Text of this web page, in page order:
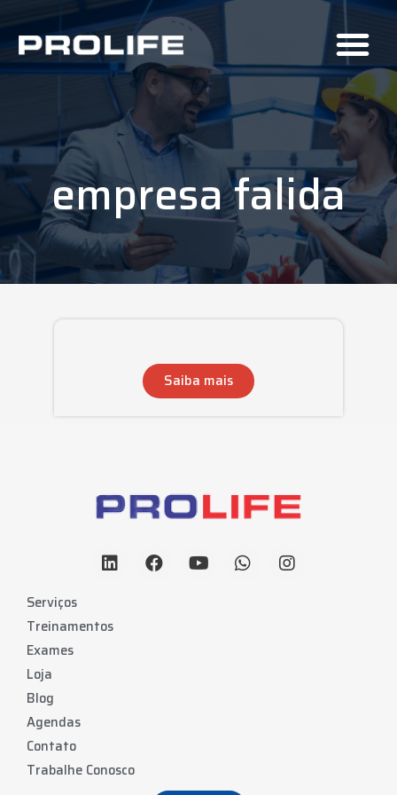
empresa falida
Saiba mais
Serviços
Treinamentos
Exames
Loja
Blog
Agendas
Contato
Trabalhe Conosco